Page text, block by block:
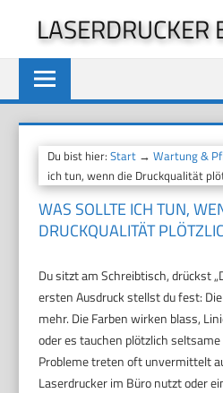
springen
LASERDRUCKER
Du bist hier:Start →Wartung &
ich tun, wenn die Druckqualität
WAS SOLLTE ICH TUN,
DRUCKQUALITÄT
Du sitzt am Schreibtisch, drückst
ersten Ausdruck stellst du fest:
mehr. Die Farben wirken blass,
oder es tauchen plötzlich
Probleme treten oft unvermittelt
Laserdrucker im Büro nutzt oder